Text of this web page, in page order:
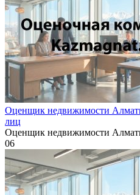
Оценщик недвижимости
лиц
Оценщик недвижимости
06